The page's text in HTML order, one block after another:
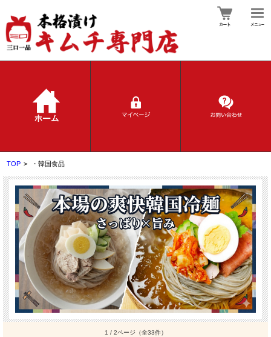
TOP > ・韓国食品
1 / 2ページ （全33件）